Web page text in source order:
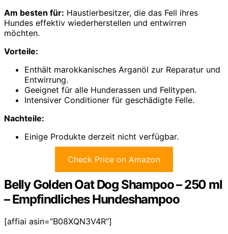
Am besten für: Haustierbesitzer, die das Fell ihres
Hundes effektiv wiederherstellen und entwirren
möchten.
Vorteile:
Enthält marokkanisches Arganöl zur Reparatur und
Entwirrung.
Geeignet für alle Hunderassen und Felltypen.
Intensiver Conditioner für geschädigte Felle.
Nachteile:
Einige Produkte derzeit nicht verfügbar.
Check Price on Amazon
Belly Golden Oat Dog Shampoo – 250 ml
– Empfindliches Hundeshampoo
[affiai asin=”B08XQN3V4R”]